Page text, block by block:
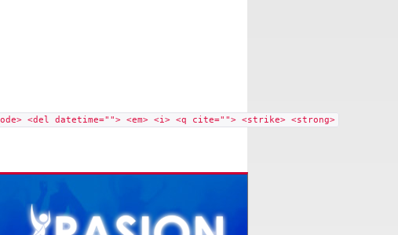
<del datetime=""> <em> <i> <q cite=""> <strike> <strong>